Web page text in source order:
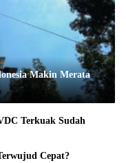
Makin Merata
Terkuak Sudah
Cepat?